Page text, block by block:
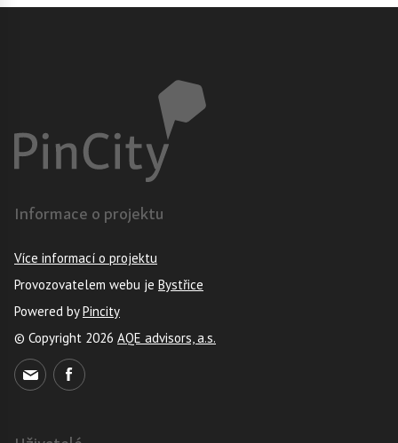
Informace o projektu
Více informací o projektu
Provozovatelem webu je Bystřice
Powered byPincity
© Copyright 2026 AQE advisors, a.s.